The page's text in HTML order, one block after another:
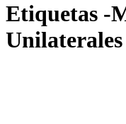
Etiquetas -
Unilaterales